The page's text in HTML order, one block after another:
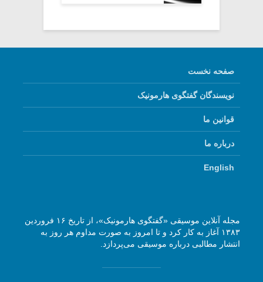
صفحه نخست
نویسندگان گفتگوی هارمونیک
قوانین ما
درباره ما
English
مجله آنلاین موسیقی «گفتگوی هارمونیک»، از تاریخ ۱۶ فروردین
۱۳۸۳ آغاز به کار کرد و تا امروز به صورت مداوم هر روز به
انتشار مطالبی درباره موسیقی می‌پردازد.